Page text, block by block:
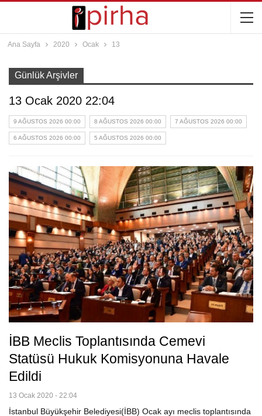
Ana Sayfa 2020 Ocak 13
Günlük Arşivler
13 Ocak 2020 22:04
9 AĞUSTOS 2026 00:00 8 AĞUSTOS 2026 00:00 7 AĞUSTOS 2026 00:00
6 AĞUSTOS 2026 00:00 5 AĞUSTOS 2026 00:00
İBB Meclis Toplantısında Cemevi
Statüsü Hukuk Komisyonuna Havale
Edildi
13 Ocak 2020 - 22:04
İstanbul Büyükşehir Belediyesi(İBB) Ocak ayı meclis toplantısında